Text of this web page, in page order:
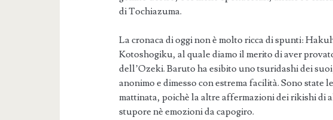
di Tochiazuma.
La cronaca di oggi non è molto ricca di spunti:
Kotoshogiku, al quale diamo il merito di aver
dell’Ozeki. Baruto ha esibito uno tsuridashi dei
anonimo e dimesso con estrema facilità. Sono state
mattinata, poichè la altre affermazioni dei rikishi di
stupore nè emozioni da capogiro.